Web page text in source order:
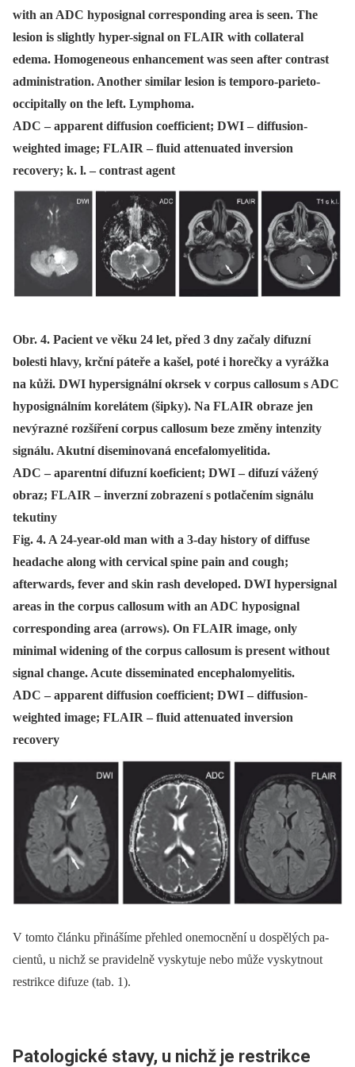
with an ADC hyposignal corresponding area is seen. The
lesion is slightly hyper-signal on FLAIR with collateral
edema. Homogeneous enhancement was seen after contrast
administration. Another similar lesion is temporo-parieto-
occipitally on the left. Lymphoma.
ADC – apparent diffusion coefficient; DWI – diffusion-
weighted image; FLAIR – fluid attenuated inversion
recovery; k. l. – contrast agent
Obr. 4. Pacient ve věku 24 let, před 3 dny začaly difuzní
bolesti hlavy, krční páteře a kašel, poté i horečky a vyrážka
na kůži. DWI hypersignální okrsek v corpus callosum s ADC
hyposignálním korelátem (šipky). Na FLAIR obraze jen
nevýrazné rozšíření corpus callosum beze změny intenzity
signálu. Akutní diseminovaná encefalomyelitida.
ADC – aparentní difuzní koeficient; DWI – difuzí vážený
obraz; FLAIR – inverzní zobrazení s potlačením signálu
tekutiny
Fig. 4. A 24-year-old man with a 3-day history of diffuse
headache along with cervical spine pain and cough;
afterwards, fever and skin rash developed. DWI hypersignal
areas in the corpus callosum with an ADC hyposignal
corresponding area (arrows). On FLAIR image, only
minimal widening of the corpus callosum is present without
signal change. Acute disseminated encephalomyelitis.
ADC – apparent diffusion coefficient; DWI – diffusion-
weighted image; FLAIR – fluid attenuated inversion
recovery
V tomto článku přinášíme přehled onemocnění u dospělých pa­
cientů, u nichž se pravidelně vyskytuje nebo může vyskytnout
restrikce difuze (tab. 1).
Patologické stavy, u nichž je restrikce